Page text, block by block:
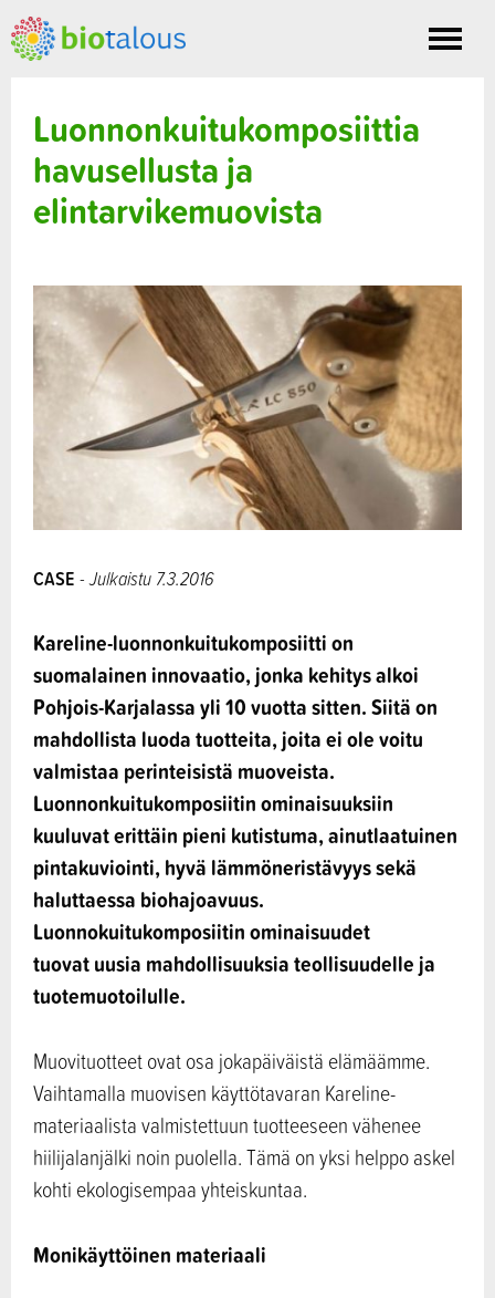
Toggle
Luonnonkuitukomposiittia
havusellusta ja
elintarvikemuovista
CASE - Julkaistu 7.3.2016
Kareline-luonnonkuitukomposiitti on
suomalainen innovaatio, jonka kehitys alkoi
Pohjois-Karjalassa yli 10 vuotta sitten. Siitä on
mahdollista luoda tuotteita, joita ei ole voitu
valmistaa perinteisistä muoveista.
Luonnonkuitukomposiitin ominaisuuksiin
kuuluvat erittäin pieni kutistuma, ainutlaatuinen
pintakuviointi, hyvä lämmöneristävyys sekä
haluttaessa biohajoavuus.
Luonnokuitukomposiitin ominaisuudet
tuovat uusia mahdollisuuksia teollisuudelle ja
tuotemuotoilulle.
Muovituotteet ovat osa jokapäiväistä elämäämme.
Vaihtamalla muovisen käyttötavaran Kareline-
materiaalista valmistettuun tuotteeseen vähenee
hiilijalanjälki noin puolella. Tämä on yksi helppo askel
kohti ekologisempaa yhteiskuntaa.
Monikäyttöinen materiaali